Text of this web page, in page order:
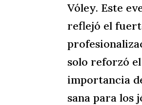
Vóley. Este
reflejó el
solo reforzó
importancia
sana para los